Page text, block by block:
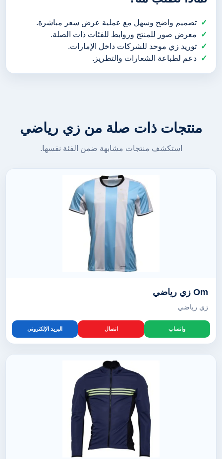
تصميم واضح وسهل مع عملية عرض سعر مباشرة.
معرض صور للمنتج وروابط للفئات ذات الصلة.
توريد زي موحد للشركات داخل الإمارات.
دعم لطباعة الشعارات والتطريز.
منتجات ذات صلة من زي رياضي
استكشف منتجات مشابهة ضمن الفئة نفسها.
Om زي رياضي
زي رياضي
واتساب اتصال البريد الإلكتروني